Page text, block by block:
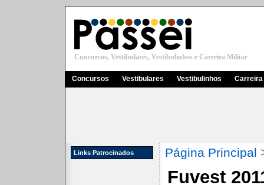
Cuncursos, Vestibulares, Vestibulinhos e Carreira Militar
Concursos Vestibulares Vestibulinhos
Links Patrocinados Página Principal
Fuvest